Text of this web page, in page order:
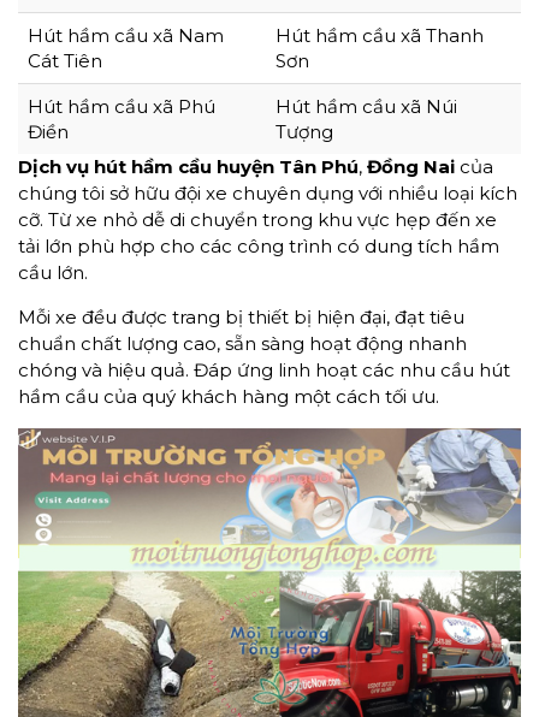
Hút hầm cầu xã Nam
Cát Tiên
Hút hầm cầu xã Thanh
Sơn
Hút hầm cầu xã Phú
Điền
Hút hầm cầu xã Núi
Tượng
Dịch vụ hút hầm cầu huyện Tân Phú, Đồng Nai của
chúng tôi sở hữu đội xe chuyên dụng với nhiều loại kích
cỡ. Từ xe nhỏ dễ di chuyển trong khu vực hẹp đến xe
tải lớn phù hợp cho các công trình có dung tích hầm
cầu lớn.
Mỗi xe đều được trang bị thiết bị hiện đại, đạt tiêu
chuẩn chất lượng cao, sẵn sàng hoạt động nhanh
chóng và hiệu quả. Đáp ứng linh hoạt các nhu cầu hút
hầm cầu của quý khách hàng một cách tối ưu.